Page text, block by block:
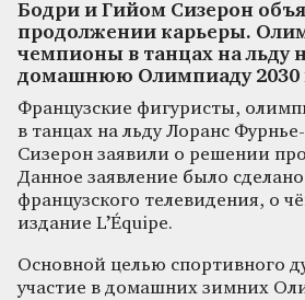
Бодри и Гийом Сизерон
продолжении карьеры.
чемпионы в танцах на льду
домашнюю Олимпиаду 2030
Французские фигуристы,
в танцах на льду Лоранс
Сизерон заявили о решении
Данное заявление было
французского телевидения, о
издание L’Équipe.
Основной целью спортивного
участие в домашних зимних